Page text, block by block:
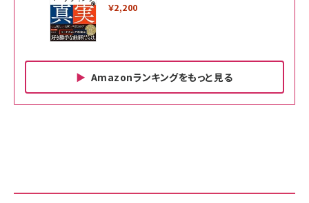
￥2,200
Amazonランキングをもっと見る
￥880
サポート正規品 メーカー保証5年 KLMEA128G
サポート正規品 メーカー保証5年 KLMEA128G